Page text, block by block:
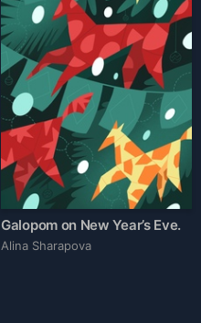
Galopom on New Year’s Eve.
Alina Sharapova